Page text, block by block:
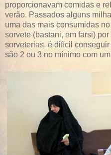
proporcionavam comidas e
verão. Passados alguns
uma das mais consumidas
sorvete (bastani, em farsi)
sorveterias, é difícil
são 2 ou 3 no mínimo com